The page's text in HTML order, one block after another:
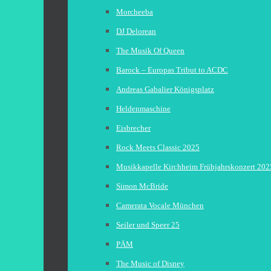
Morcheeba
DJ Delorean
The Musik Of Queen
Barock – Europas Tribut to ACDC
Andreas Gabalier Königsplatz
Heldenmaschine
Eisbrecher
Rock Meets Classic 2025
Musikkapelle Kirchheim Frühjahrskonzert
Simon McBride
Camerata Vocale München
Seiler und Speer 25
PÄM
The Music of Disney